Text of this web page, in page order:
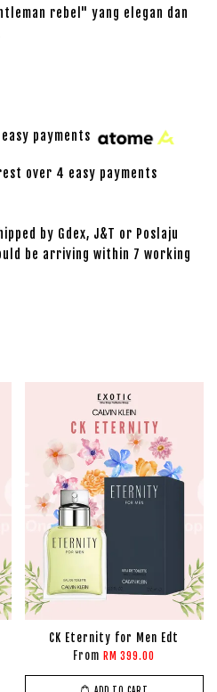
rebel" yang elegan dan
payments
over 4 easy payments
by Gdex, J&T or Poslaju
be arriving within 7 working
CK Eternity for Men Edt
From RM 399.00